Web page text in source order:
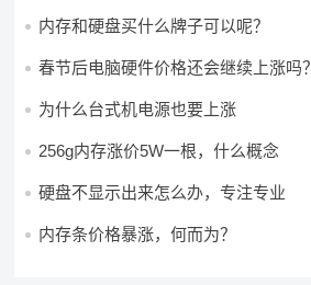
内存和硬盘买什么牌子可以呢？
春节后电脑硬件价格还会继续上涨吗？
为什么台式机电源也要上涨
256g内存涨价5W一根，什么概念
硬盘不显示出来怎么办，专注专业
内存条价格暴涨，何而为？